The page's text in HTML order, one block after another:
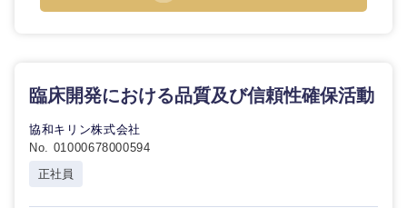
臨床開発における品質及び信頼性確保活動
協和キリン株式会社
No. 01000678000594
正社員